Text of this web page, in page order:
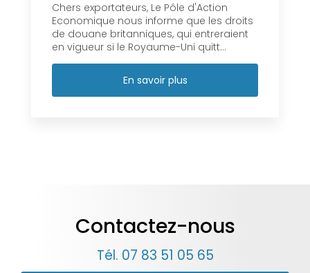
Chers exportateurs, Le Pôle d'Action
Economique nous informe que les droits
de douane britanniques, qui entreraient
en vigueur si le Royaume-Uni quitt...
En savoir plus
Contactez-nous
Tél. 07 83 51 05 65